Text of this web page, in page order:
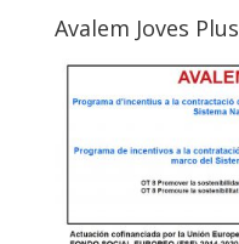
Avalem Joves Plus